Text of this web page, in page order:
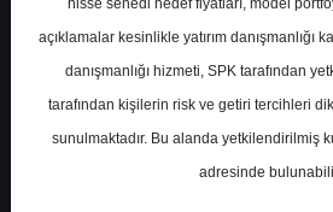
AKSEN- AKSA ENERJİ
A.Ş.
Hedef Fiyat
Getiri
hisse senedi hedef fiyatları, model
açıklamalar kesinlikle yatırım danışmanlığı
danışmanlığı hizmeti, SPK tarafından
tarafından kişilerin risk ve getiri tercihleri
sunulmaktadır. Bu alanda yetkilendirilmiş
adresinde